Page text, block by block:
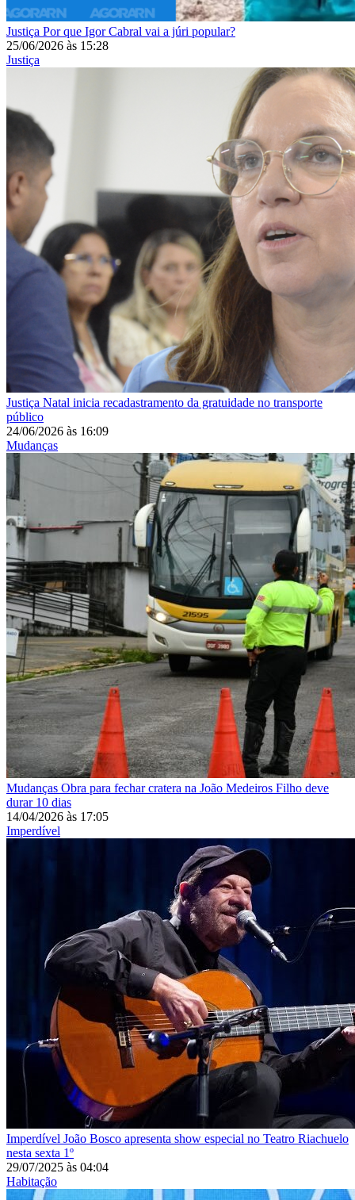
Justiça Por que Igor Cabral vai a júri popular?
25/06/2026 às 15:28
Justiça
Justiça Natal inicia recadastramento da gratuidade no transporte
público
24/06/2026 às 16:09
Mudanças
Mudanças Obra para fechar cratera na João Medeiros Filho deve
durar 10 dias
14/04/2026 às 17:05
Imperdível
Imperdível João Bosco apresenta show especial no Teatro Riachuelo
nesta sexta 1º
29/07/2025 às 04:04
Habitação